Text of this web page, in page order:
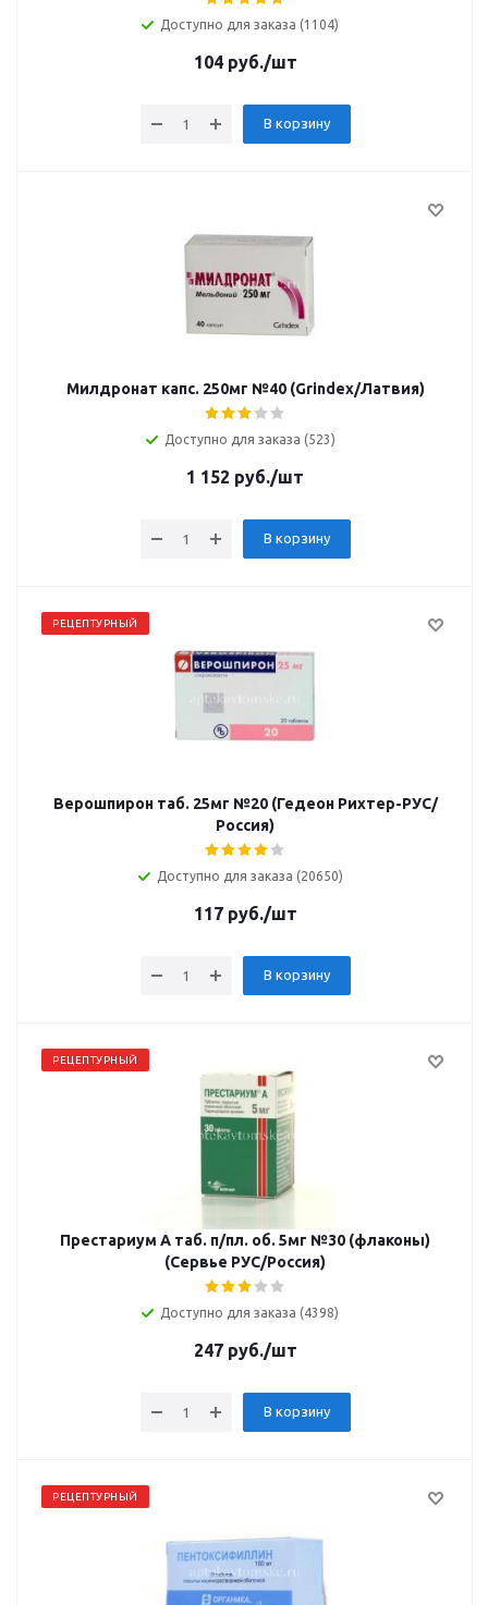
Доступно для заказа (1104)
104руб./шт
В корзину
Милдронат капс. 250мг №40 (Grindex/Латвия)
Доступно для заказа (523)
1 152 руб./шт
В корзину
РЕЦЕПТУРНЫЙ
Верошпирон таб. 25мг №20 (Гедеон Рихтер-РУС/
Россия)
Доступно для заказа (20650)
117руб./шт
В корзину
РЕЦЕПТУРНЫЙ
Престариум А таб. п/пл. об. 5мг №30 (флаконы)
(Сервье РУС/Россия)
Доступно для заказа (4398)
247руб./шт
В корзину
РЕЦЕПТУРНЫЙ